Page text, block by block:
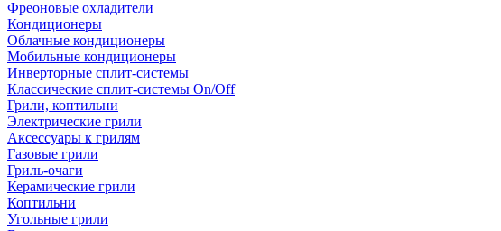
Фреоновые охладители
Кондиционеры
Облачные кондиционеры
Мобильные кондиционеры
Инверторные сплит-системы
Классические сплит-системы On/Off
Грили, коптильни
Электрические грили
Аксессуары к грилям
Газовые грили
Гриль-очаги
Керамические грили
Коптильни
Угольные грили